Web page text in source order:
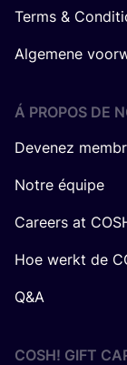
Terms &
Algemene
Á PROPOS DE
Devenez
Notre équipe
Careers at
Hoe werkt de
Q&A
COSH! GIFT